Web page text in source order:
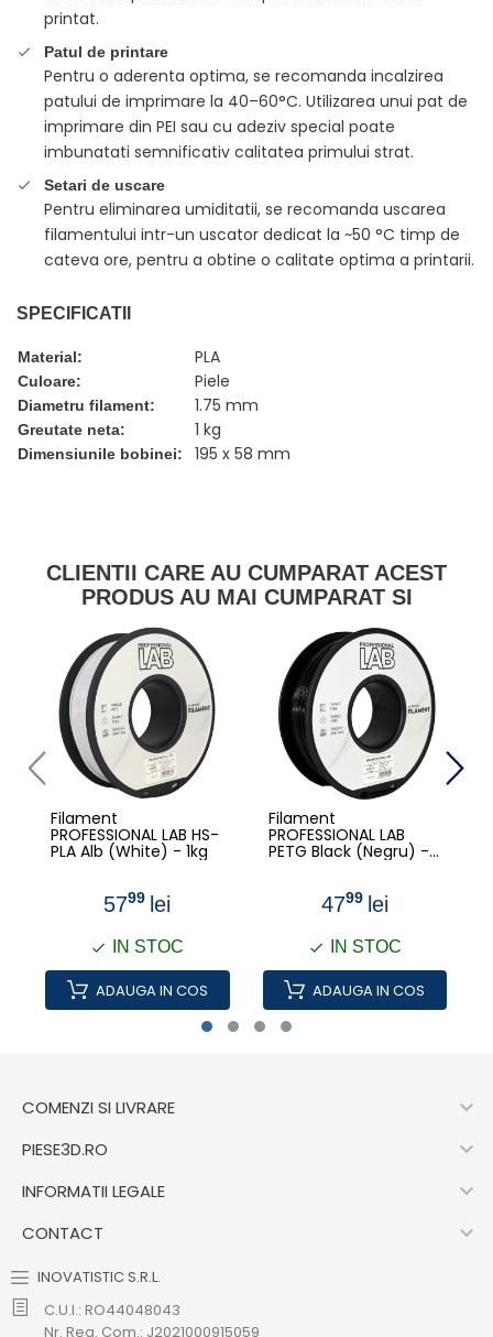
printat.
Patul de printare
Pentru o aderenta optima, se recomanda incalzirea
patului de imprimare la 40–60°C. Utilizarea unui pat de
imprimare din PEI sau cu adeziv special poate
imbunatati semnificativ calitatea primului strat.
Setari de uscare
Pentru eliminarea umiditatii, se recomanda uscarea
filamentului intr-un uscator dedicat la ~50 °C timp de
cateva ore, pentru a obtine o calitate optima a printarii.
SPECIFICATII
Material: PLA
Culoare: Piele
Diametru filament: 1.75 mm
Greutate neta: 1 kg
Dimensiunile bobinei: 195 x 58 mm
CLIENTII CARE AU CUMPARAT ACEST
PRODUS AU MAI CUMPARAT SI
Filament
PROFESSIONAL LAB HS-
PLA Alb (White) - 1kg
5799 lei
IN STOC
ADAUGA IN COS
Filament
PROFESSIONAL LAB
PETG Black (Negru) -
4799 lei
IN STOC
ADAUGA IN COS
COMENZI SI LIVRARE 
PIESE3D.RO 
INFORMATII LEGALE 
CONTACT 
INOVATISTIC S.R.L.
C.U.I.: RO44048043
Nr. Reg. Com.: J2021000915059